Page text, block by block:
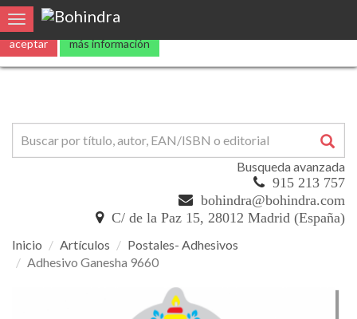
Utilizamoscookies propias y de terceros para mejorar nuestros
aceptar más información
Toggle navigation
915 213 757
bohindra@bohindra.com
C/ de la Paz 15, 28012 Madrid (España)
Artículos
Postales- Adhesivos
Adhesivo Ganesha 9660
Adhesivo